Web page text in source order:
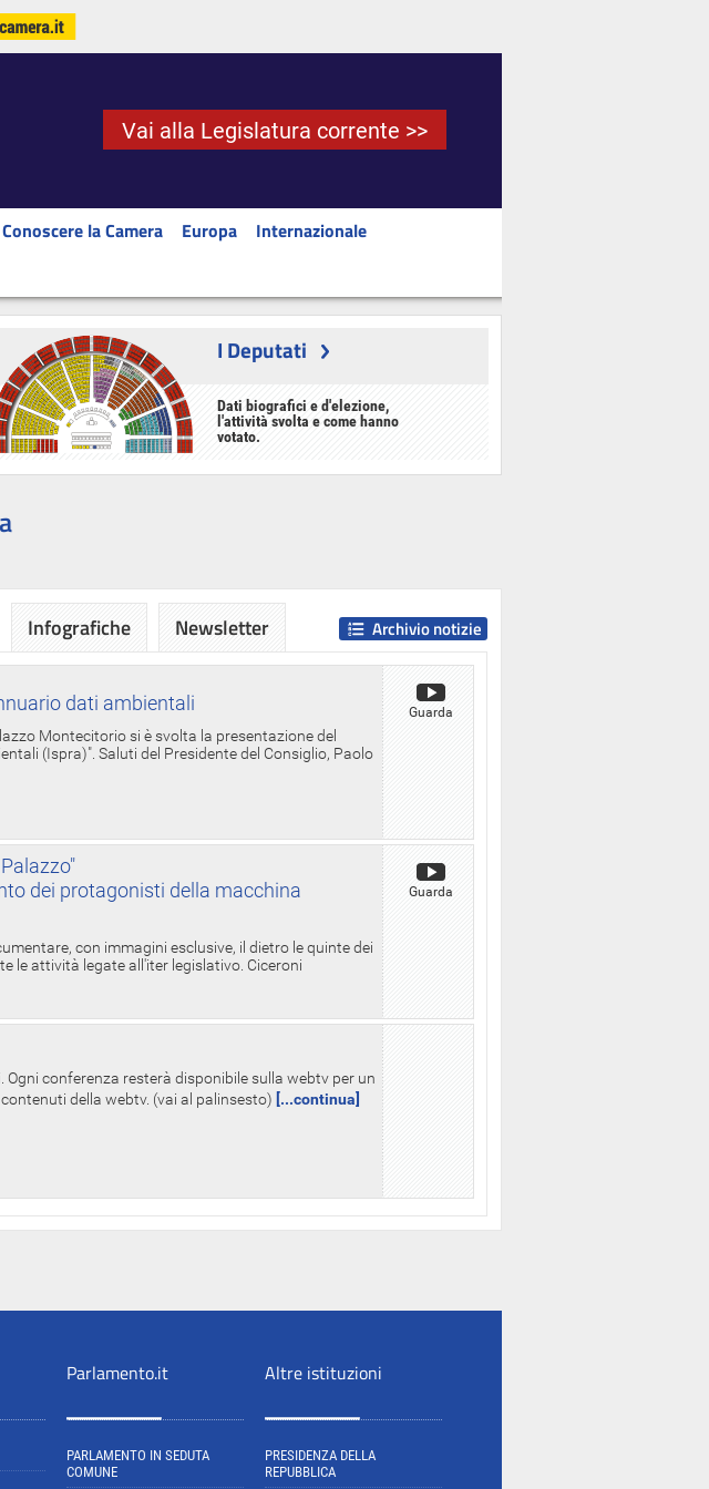
Vai alla Legislatura corrente >>
Conoscere la Camera Europa
Internazionale
I Deputati
Dati biografici e d'elezione,
l'attività svolta e come hanno
votato.
dati ambientali
Montecitorio si è svolta la presentazione del
(Ispra)". Saluti del Presidente del Consiglio, Paolo
Guarda
dei protagonisti della macchina
con immagini esclusive, il dietro le quinte dei
le attività legate all'iter legislativo. Ciceroni
Guarda
conferenza resterà disponibile sulla webtv per un
della webtv. (vai al palinsesto) [...continua]
Archivio notizie
Infografiche Newsletter
Parlamento.it
PARLAMENTO IN SEDUTA
COMUNE
Altre istituzioni
PRESIDENZA DELLA
REPUBBLICA